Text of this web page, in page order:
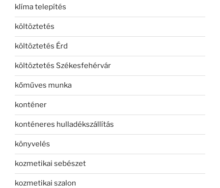
klíma telepítés
költöztetés
költöztetés Érd
költöztetés Székesfehérvár
kőműves munka
konténer
konténeres hulladékszállítás
könyvelés
kozmetikai sebészet
kozmetikai szalon